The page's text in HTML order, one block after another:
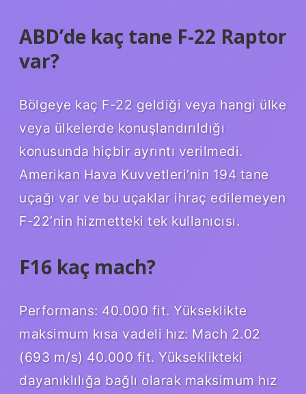
ABD’de kaç tane F-22 Raptor
var?
Bölgeye kaç F-22 geldiği veya hangi ülke
veya ülkelerde konuşlandırıldığı
konusunda hiçbir ayrıntı verilmedi.
Amerikan Hava Kuvvetleri’nin 194 tane
uçağı var ve bu uçaklar ihraç edilemeyen
F-22’nin hizmetteki tek kullanıcısı.
F16 kaç mach?
Performans: 40.000 fit. Yükseklikte
maksimum kısa vadeli hız: Mach 2.02
(693 m/s) 40.000 fit. Yükseklikteki
dayanıklılığa bağlı olarak maksimum hız